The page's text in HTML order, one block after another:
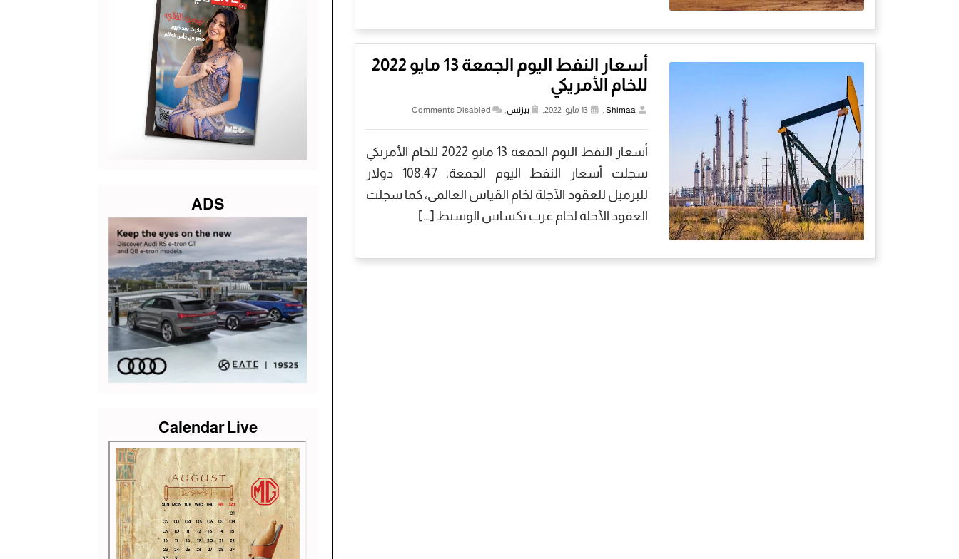
أسعار النفط اليوم الجمعة 13 مايو 2022
للخام الأمريكي
Shimaa
, 13 مايو, 2022, بيزنس,
Comments Disabled
أسعار النفط اليوم الجمعة 13 مايو 2022 للخام الأمريكي
سجلت أسعار النفط اليوم الجمعة، 108.47 دولار
للبرميل للعقود الآجلة لخام القياس العالمى، كما سجلت
العقود الآجلة لخام غرب تكساس الوسيط […]
ADS
Calendar Live